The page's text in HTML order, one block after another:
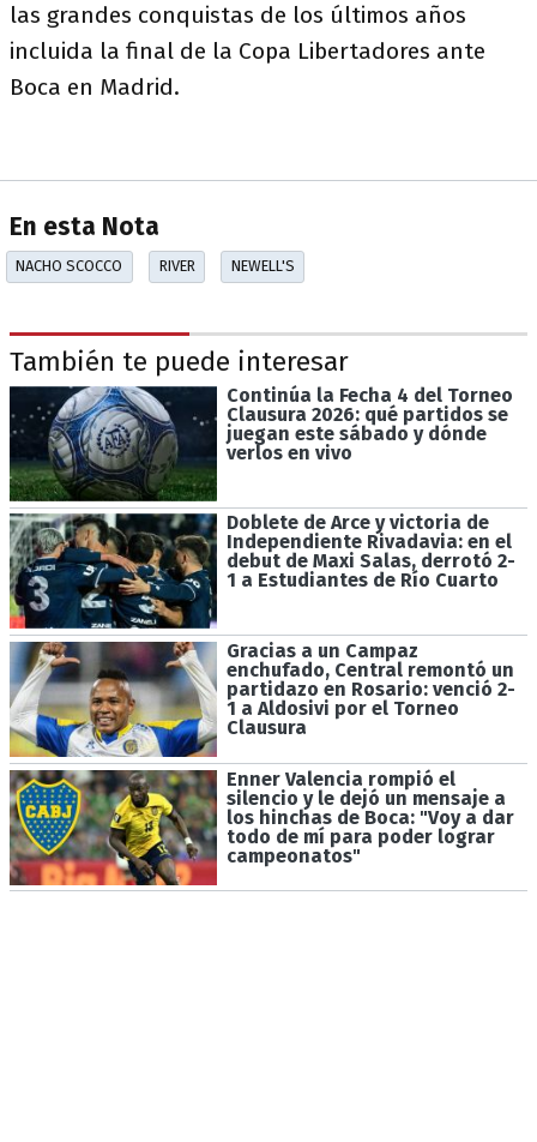
las grandes conquistas de los últimos años
incluida la final de la Copa Libertadores ante
Boca en Madrid.
En esta Nota
NACHO SCOCCO RIVER NEWELL'S
También te puede interesar
Continúa la Fecha 4 del Torneo
Clausura 2026: qué partidos se
juegan este sábado y dónde
verlos en vivo
Doblete de Arce y victoria de
Independiente Rivadavia: en el
debut de Maxi Salas, derrotó 2-
1 a Estudiantes de Río Cuarto
Gracias a un Campaz
enchufado, Central remontó un
partidazo en Rosario: venció 2-
1 a Aldosivi por el Torneo
Clausura
Enner Valencia rompió el
silencio y le dejó un mensaje a
los hinchas de Boca: "Voy a dar
todo de mí para poder lograr
campeonatos"